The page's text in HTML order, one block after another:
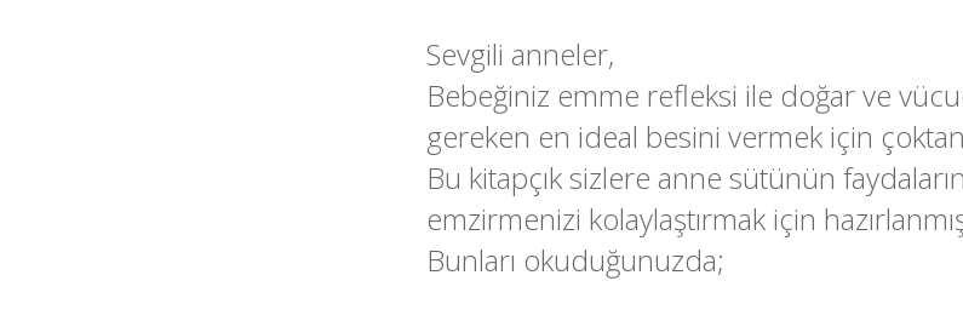
Sevgili anneler,
Bebeğiniz emme refleksi ile doğar ve
gereken en ideal besini vermek için çoktan
Bu kitapçık sizlere anne sütünün
emzirmenizi kolaylaştırmak için
Bunları okuduğunuzda;